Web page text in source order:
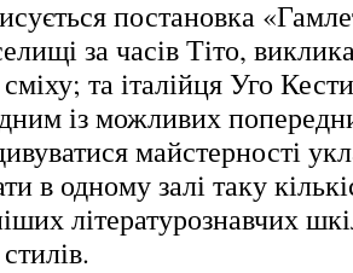
постановка
за часів Тіто,
та італійця Уго
із можливих
майстерності
в одному залі таку
літературознавчих